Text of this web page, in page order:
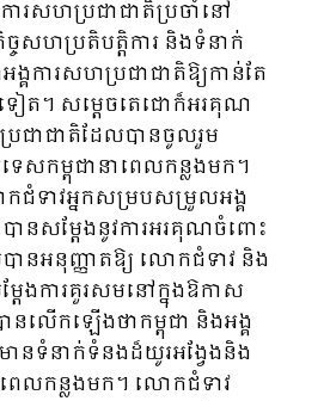
រសហប្រជាជាតិប្រចាំនៅ
ចសហប្រតិបត្តិការ និងទំនាក់
ង្គការសហប្រជាជាតិឱ្យកាន់តែ
ទៀត។ សម្ដេចតេជោក៏អរគុណ
រជាជាតិដែលបានចូលរួម
កម្ពុជានាពេលកន្លងមក។
ទាវអ្នកសម្របសម្រួលអង្គ
ានសម្ដែងនូវការអរគុណចំពោះ
ានអនុញ្ញាតឱ្យ លោកជំទាវ និង
ែងការគួរសមនៅក្នុងឱកាស
នលើកឡើងថាកម្ពុជា និងអង្គ
នទំនាក់ទំនងដ៏យូរអង្វែងនិង
េលកន្លងមក។ លោកជំទាវ